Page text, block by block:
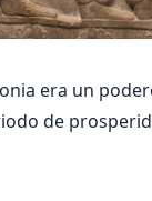
era un
de